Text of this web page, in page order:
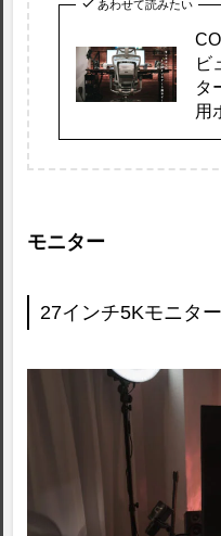
あわせて読みたい
ビ
タ
用
モニター
27インチ5Kモニタ